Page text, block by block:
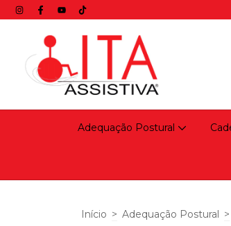
Adequação Postural
Início > Adequação Postural >